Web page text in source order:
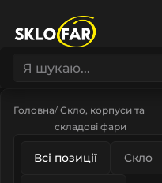
Головна Скло, корпуси та
складові фари
Всі позиції Скло